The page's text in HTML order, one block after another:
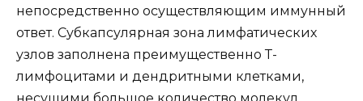
непосредственно осуществляющим иммунный
ответ. Субкапсулярная зона лимфатических
узлов заполнена преимущественно Т-
лимфоцитами и дендритными клетками,